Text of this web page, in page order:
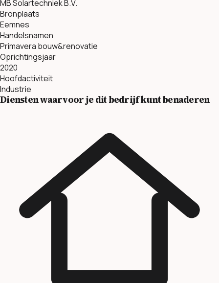
MB Solartechniek B.V.
Bronplaats
Eemnes
Handelsnamen
Primavera bouw&renovatie
Oprichtingsjaar
2020
Hoofdactiviteit
Industrie
Diensten waarvoor je dit bedrijf kunt benaderen